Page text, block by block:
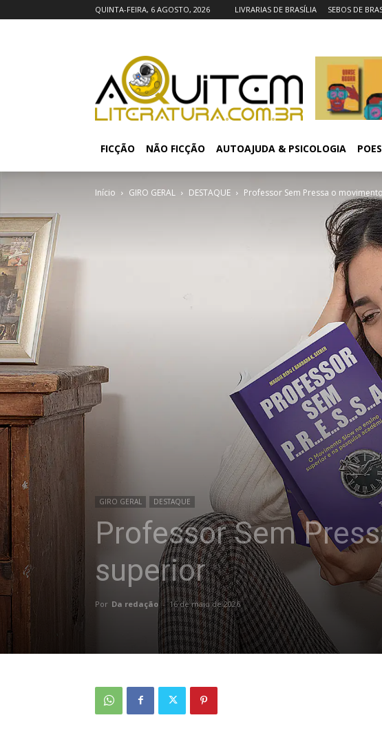
QUINTA-FEIRA, 6 AGOSTO, 2026 LIVRARIAS DE BRASÍLIA SEBOS DE
FICÇÃO NÃO FICÇÃO AUTOAJUDA & PSICOLOGIA
Início GIRO GERAL DESTAQUE Professor Sem Pressa o
GIRO GERAL DESTAQUE
Professor Sem
superior
Por Da redação - 16 de maio de 2026